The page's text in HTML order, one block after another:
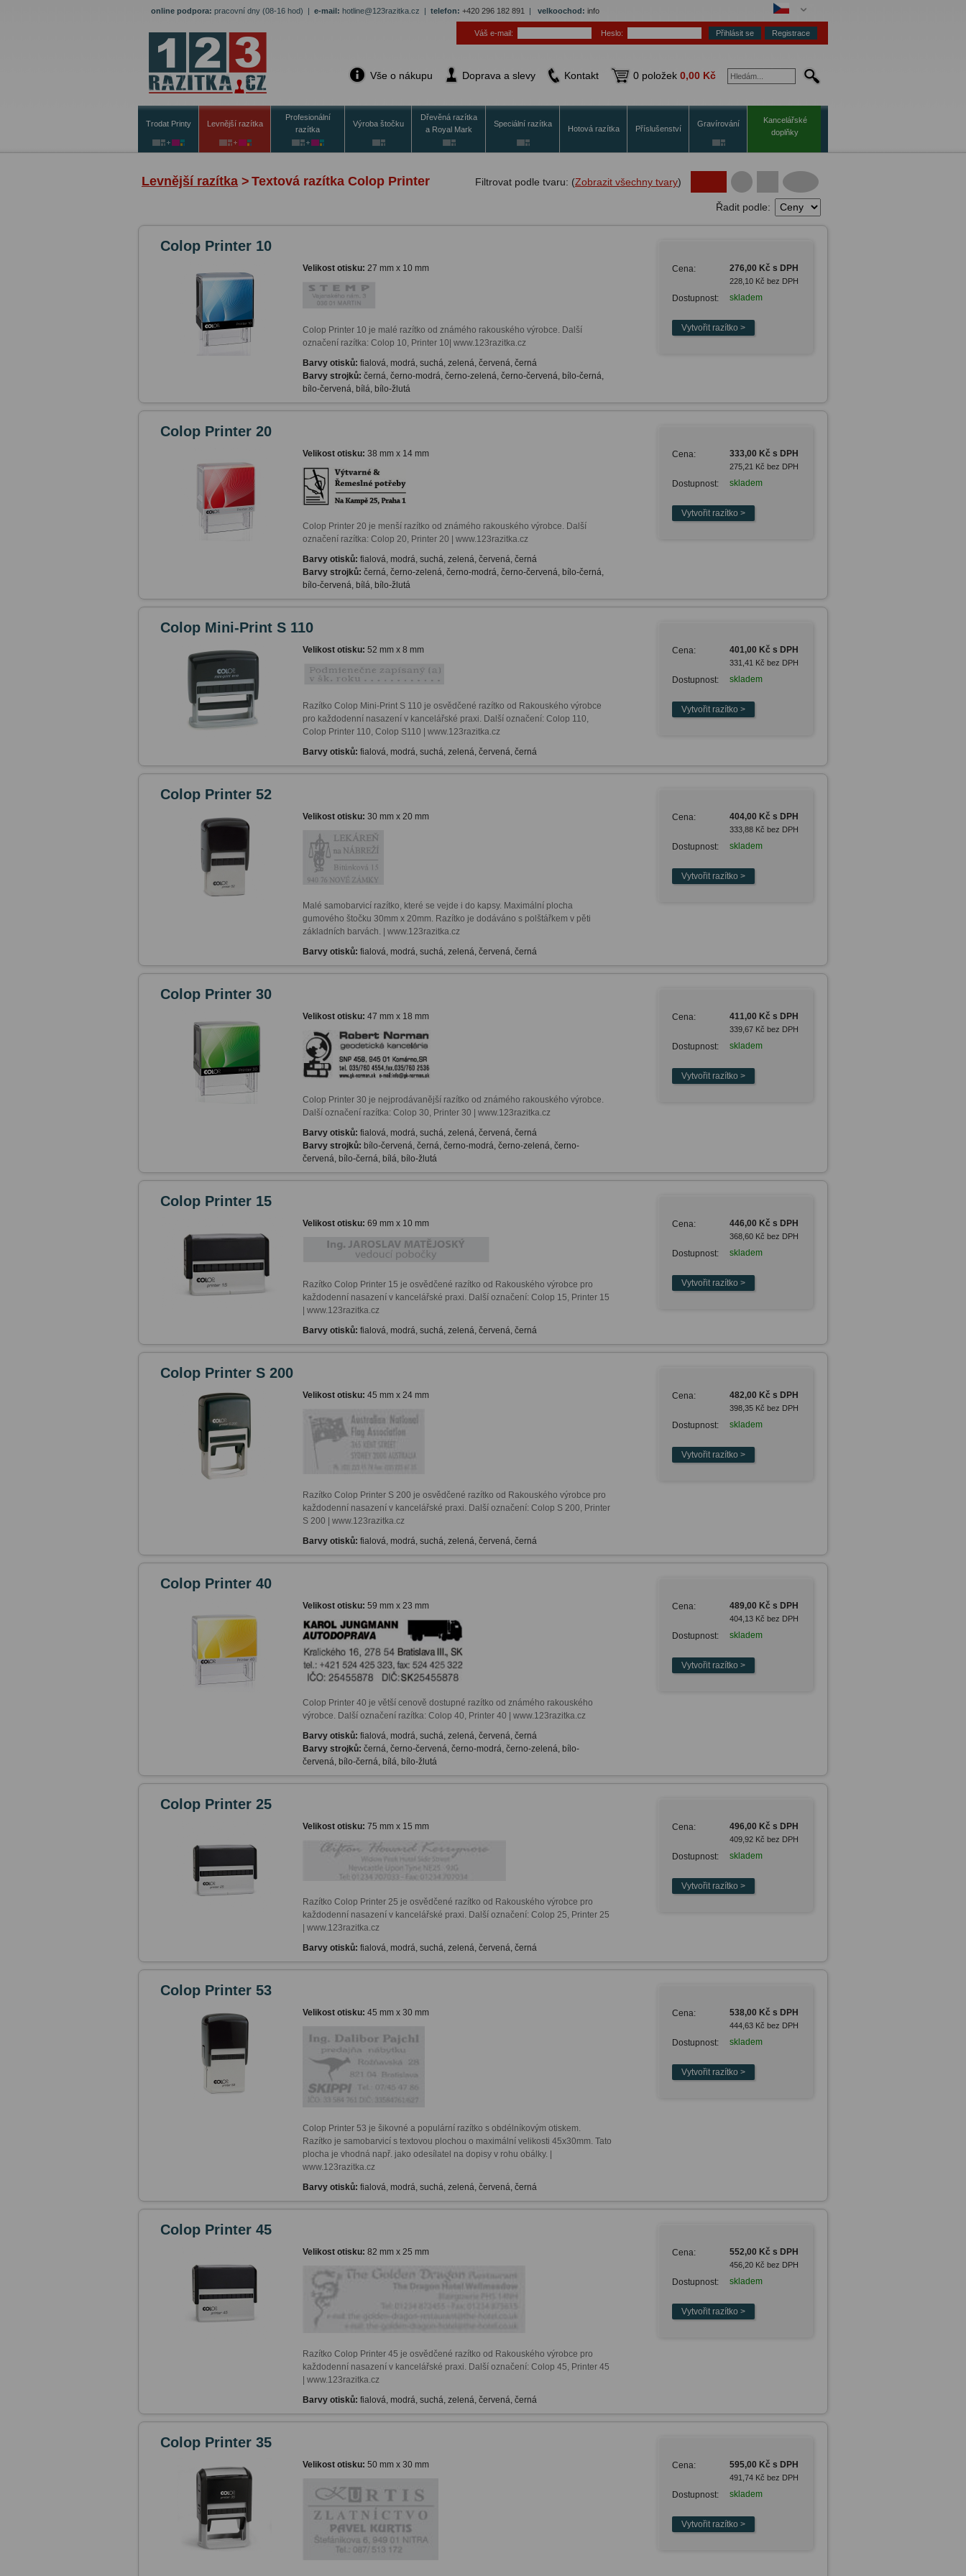
online podpora: pracovní dny (08-16 hod) | e-mail: hotline@123razitka.cz | telefon: +420 296 182 891 | velkoochod: info
Váš e-mail: Heslo: Registrace
Vše o nákupu Doprava a slevy Kontakt 0 položek 0,00 Kč
Trodat Printy Levnější razítka
Profesionální
razítka
Výroba štočku
Dřevěná razítka
a Royal Mark
Speciální razítka
Hotová razítka Příslušenství
Gravírování
Kancelářské
doplňky
Levnější razítka > Textová razítka Colop Printer Filtrovat podle tvaru: (Zobrazit všechny tvary)
Řadit podle:
Colop Printer 10
Velikost otisku: 27 mm x 10 mm
Colop Printer 10 je malé razítko od známého rakouského výrobce. Další
označení razítka: Colop 10, Printer 10| www.123razitka.cz
Barvy otisků: fialová, modrá, suchá, zelená, červená, černá
Barvy strojků: černá, černo-modrá, černo-zelená, černo-červená, bílo-černá,
bílo-červená, bílá, bílo-žlutá
Cena: 276,00 Kč s DPH
228,10 Kč bez DPH
Dostupnost: skladem
Colop Printer 20
Velikost otisku: 38 mm x 14 mm
Colop Printer 20 je menší razítko od známého rakouského výrobce. Další
označení razítka: Colop 20, Printer 20 | www.123razitka.cz
Barvy otisků: fialová, modrá, suchá, zelená, červená, černá
Barvy strojků: černá, černo-zelená, černo-modrá, černo-červená, bílo-černá,
bílo-červená, bílá, bílo-žlutá
Cena: 333,00 Kč s DPH
275,21 Kč bez DPH
Dostupnost: skladem
Colop Mini-Print S 110
Velikost otisku: 52 mm x 8 mm
Razítko Colop Mini-Print S 110 je osvědčené razítko od Rakouského výrobce
pro každodenní nasazení v kancelářské praxi. Další označení: Colop 110,
Colop Printer 110, Colop S110 | www.123razitka.cz
Barvy otisků: fialová, modrá, suchá, zelená, červená, černá
Cena: 401,00 Kč s DPH
331,41 Kč bez DPH
Dostupnost: skladem
Colop Printer 52
Velikost otisku: 30 mm x 20 mm
Malé samobarvicí razítko, které se vejde i do kapsy. Maximální plocha
gumového štočku 30mm x 20mm. Razítko je dodáváno s polštářkem v pěti
Barvy otisků: fialová, modrá, suchá, zelená, červená, černá
Cena: 404,00 Kč s DPH
333,88 Kč bez DPH
Dostupnost: skladem
Colop Printer 30
Velikost otisku: 47 mm x 18 mm
Colop Printer 30 je nejprodávanější razítko od známého rakouského výrobce.
Další označení razítka: Colop 30, Printer 30 | www.123razitka.cz
Barvy otisků: fialová, modrá, suchá, zelená, červená, černá
Barvy strojků: bílo-červená, černá, černo-modrá, černo-zelená, černo-
červená, bílo-černá, bílá, bílo-žlutá
Cena: 411,00 Kč s DPH
339,67 Kč bez DPH
Dostupnost: skladem
Colop Printer 15
Velikost otisku: 69 mm x 10 mm
Razítko Colop Printer 15 je osvědčené razítko od Rakouského výrobce pro
každodenní nasazení v kancelářské praxi. Další označení: Colop 15, Printer 15
| www.123razitka.cz
Barvy otisků: fialová, modrá, suchá, zelená, červená, černá
Cena: 446,00 Kč s DPH
368,60 Kč bez DPH
Dostupnost: skladem
Colop Printer S 200
Velikost otisku: 45 mm x 24 mm
Razítko Colop Printer S 200 je osvědčené razítko od Rakouského výrobce pro
každodenní nasazení v kancelářské praxi. Další označení: Colop S 200, Printer
S 200 | www.123razitka.cz
Barvy otisků: fialová, modrá, suchá, zelená, červená, černá
Cena: 482,00 Kč s DPH
398,35 Kč bez DPH
Dostupnost: skladem
Colop Printer 40
Velikost otisku: 59 mm x 23 mm
Colop Printer 40 je větší cenově dostupné razítko od známého rakouského
výrobce. Další označení razítka: Colop 40, Printer 40 | www.123razitka.cz
Barvy otisků: fialová, modrá, suchá, zelená, červená, černá
Barvy strojků: černá, černo-červená, černo-modrá, černo-zelená, bílo-
červená, bílo-černá, bílá, bílo-žlutá
Cena: 489,00 Kč s DPH
404,13 Kč bez DPH
Dostupnost: skladem
Colop Printer 25
Velikost otisku: 75 mm x 15 mm
Razítko Colop Printer 25 je osvědčené razítko od Rakouského výrobce pro
každodenní nasazení v kancelářské praxi. Další označení: Colop 25, Printer 25
| www.123razitka.cz
Barvy otisků: fialová, modrá, suchá, zelená, červená, černá
Cena: 496,00 Kč s DPH
409,92 Kč bez DPH
Dostupnost: skladem
Colop Printer 53
Velikost otisku: 45 mm x 30 mm
Colop Printer 53 je šikovné a populární razítko s obdélníkovým otiskem.
Razítko je samobarvicí s textovou plochou o maximální velikosti 45x30mm. Tato
plocha je vhodná např. jako odesílatel na dopisy v rohu obálky. |
www.123razitka.cz
Barvy otisků: fialová, modrá, suchá, zelená, červená, černá
Cena: 538,00 Kč s DPH
444,63 Kč bez DPH
Dostupnost: skladem
Colop Printer 45
Velikost otisku: 82 mm x 25 mm
Razítko Colop Printer 45 je osvědčené razítko od Rakouského výrobce pro
každodenní nasazení v kancelářské praxi. Další označení: Colop 45, Printer 45
| www.123razitka.cz
Barvy otisků: fialová, modrá, suchá, zelená, červená, černá
Cena: 552,00 Kč s DPH
456,20 Kč bez DPH
Dostupnost: skladem
Colop Printer 35
Velikost otisku: 50 mm x 30 mm Cena: 595,00 Kč s DPH
491,74 Kč bez DPH
Dostupnost: skladem